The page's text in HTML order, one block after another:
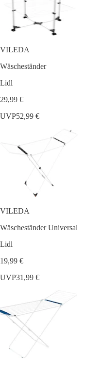
VILEDA
Wäscheständer
Lidl
29,99 €
UVP52,99 €
VILEDA
Wäscheständer Universal
Lidl
19,99 €
UVP31,99 €